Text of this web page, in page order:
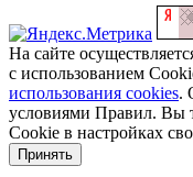
На сайте
с использованием
использования cookies.
условиями Правил. Вы
Cookie в настройках
Принять